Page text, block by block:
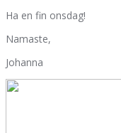
Ha en fin onsdag!
Namaste,
Johanna